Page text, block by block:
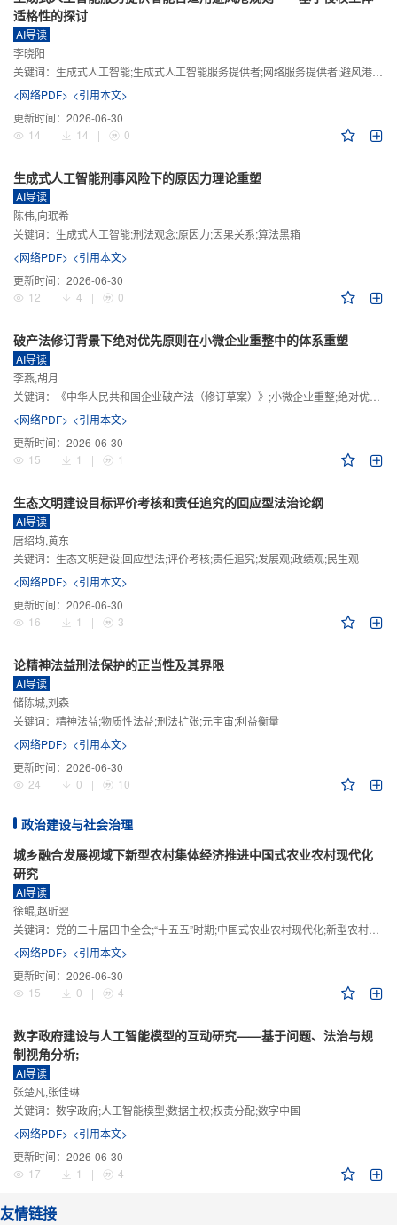
适格性的探讨
AI导读
李晓阳
关键词： 生成式人工智能;生成式人工智能服务提供者;网络服务提供者;避风港规则;版权责任
<网络PDF> <引用本文>
更新时间： 2026-06-30
14
| 14 | 0
生成式人工智能刑事风险下的原因力理论重塑
AI导读
陈伟,向珉希
关键词： 生成式人工智能;刑法观念;原因力;因果关系;算法黑箱
<网络PDF> <引用本文>
更新时间： 2026-06-30
12
| 4 | 0
破产法修订背景下绝对优先原则在小微企业重整中的体系重塑
AI导读
李燕,胡月
关键词：
《中华人民共和国企业破产法（修订草案）》;小微企业重整;绝对优先原则;股东权益保留;预期可支配收入标准
<网络PDF> <引用本文>
更新时间： 2026-06-30
15
| 1 | 1
生态文明建设目标评价考核和责任追究的回应型法治论纲
AI导读
唐绍均,黄东
关键词： 生态文明建设;回应型法;评价考核;责任追究;发展观;政绩观;民生观
<网络PDF> <引用本文>
更新时间： 2026-06-30
16
| 1 | 3
论精神法益刑法保护的正当性及其界限
AI导读
储陈城,刘森
关键词： 精神法益;物质性法益;刑法扩张;元宇宙;利益衡量
<网络PDF> <引用本文>
更新时间： 2026-06-30
24
| 0 | 10
政治建设与社会治理
城乡融合发展视域下新型农村集体经济推进中国式农业农村现代化
研究
AI导读
徐鲲,赵昕翌
关键词： 党的二十届四中全会;“十五五”时期;中国式农业农村现代化;新型农村集体经济;城乡融合发展;新质生产力
<网络PDF> <引用本文>
更新时间： 2026-06-30
15
| 0 | 4
数字政府建设与人工智能模型的互动研究——基于问题、法治与规
制视角分析;
AI导读
张楚凡,张佳琳
关键词： 数字政府;人工智能模型;数据主权;权责分配;数字中国
<网络PDF> <引用本文>
更新时间： 2026-06-30
17
| 1 | 4
友情链接